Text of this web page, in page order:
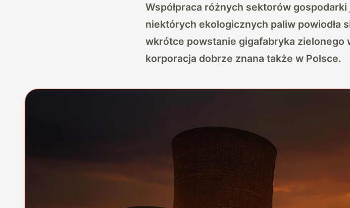
Współpraca różnych sektorów
niektórych ekologicznych paliw powiodła
wkrótce powstanie gigafabryka zielonego
korporacja dobrze znana także w Polsce.